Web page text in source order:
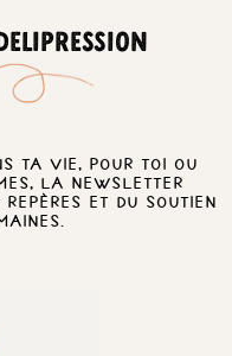
ta vie, pour toi ou
la newsletter
repères et du soutien